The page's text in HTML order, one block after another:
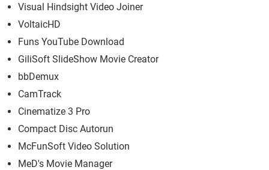
Visual Hindsight Video Joiner
VoltaicHD
Funs YouTube Download
GiliSoft SlideShow Movie Creator
bbDemux
CamTrack
Cinematize 3 Pro
Compact Disc Autorun
McFunSoft Video Solution
MeD's Movie Manager